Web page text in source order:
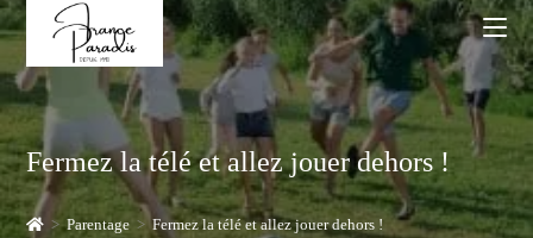
Skip
to
content
Fermez la télé et allez jouer dehors !
> Parentage > Fermez la télé et allez jouer dehors !